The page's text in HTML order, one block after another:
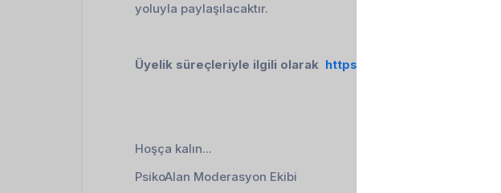
yoluyla paylaşılacaktır.
Üyelik süreçleriyle ilgili olarak https://psikoalan.com/faq
Hoşça kalın...
PsikoAlan Moderasyon Ekibi